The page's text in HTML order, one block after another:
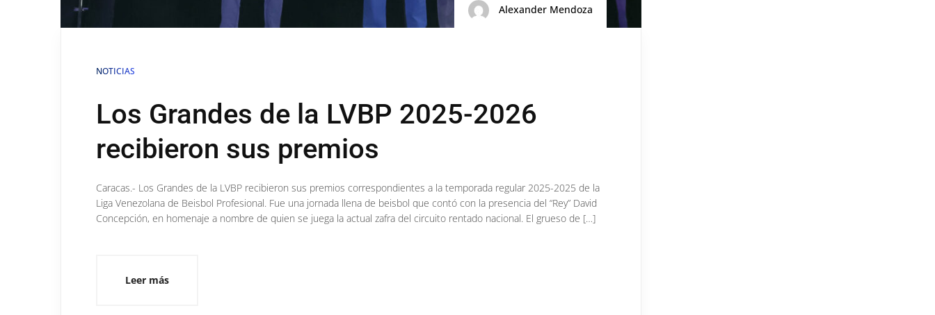
Alexander Mendoza
NOTICIAS
Los Grandes de la LVBP 2025-2026
recibieron sus premios
Caracas.- Los Grandes de la LVBP recibieron sus premios correspondientes a la temporada regular 2025-2025 de la
Liga Venezolana de Beisbol Profesional. Fue una jornada llena de beisbol que contó con la presencia del “Rey” David
Concepción, en homenaje a nombre de quien se juega la actual zafra del circuito rentado nacional. El grueso de […]
Leer más